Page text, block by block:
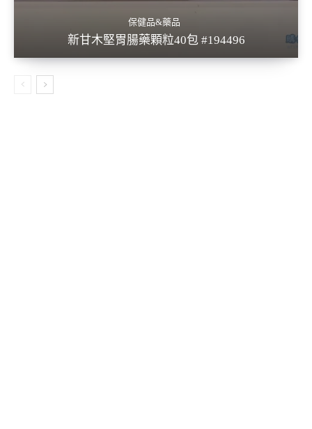
保健品&藥品
新甘木堅胃腸藥顆粒40包 #194496